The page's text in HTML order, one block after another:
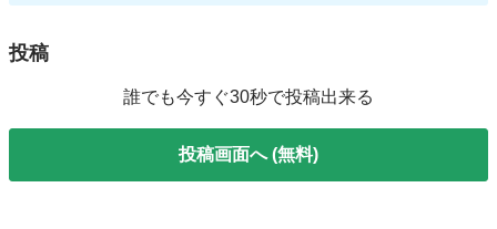
投稿
誰でも今すぐ30秒で投稿出来る
投稿画面へ (無料)